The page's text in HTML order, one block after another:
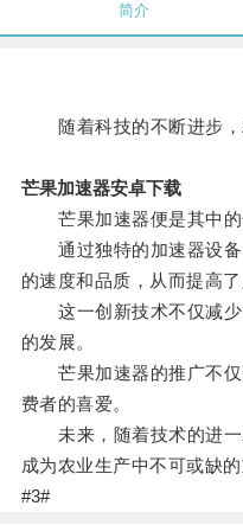
简介
随着科技的不断进步，
芒果加速器安卓下载
芒果加速器便是其中的
通过独特的加速器设备
的速度和品质，从而提高了
这一创新技术不仅减少
的发展。
芒果加速器的推广不仅
费者的喜爱。
未来，随着技术的进一
成为农业生产中不可或缺的
#3#